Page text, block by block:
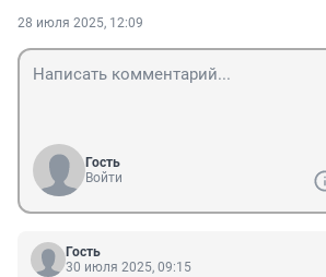
28 июля 2025, 12:09
Гость
Войти
Гость
30 июля 2025, 09:15